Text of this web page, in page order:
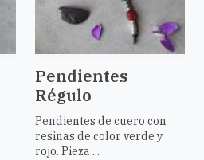
Pendientes
Régulo
Pendientes de cuero con
resinas de color verde y
rojo. Pieza ...